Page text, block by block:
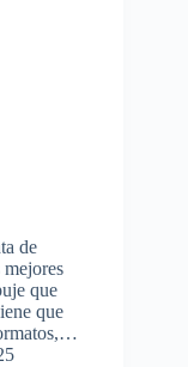
de
mejores
que
que